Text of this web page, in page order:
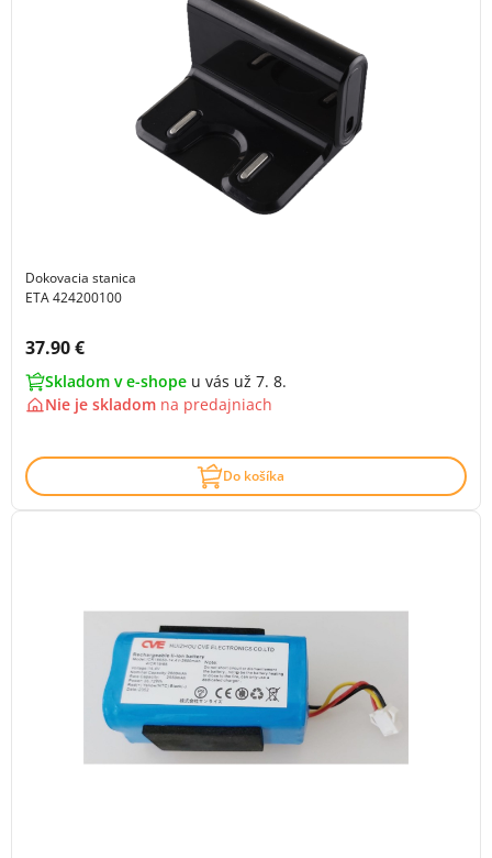
Dokovacia stanica
ETA 424200100
Cena s DPH:
37.90 €
Skladom v e-shope u vás už 7. 8.
Nie je skladom na predajniach
Do košíka